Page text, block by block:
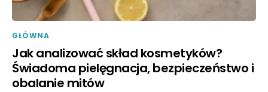
GŁÓWNA
Jak analizować skład kosmetyków?
Świadoma pielęgnacja, bezpieczeństwo i
obalanie mitów